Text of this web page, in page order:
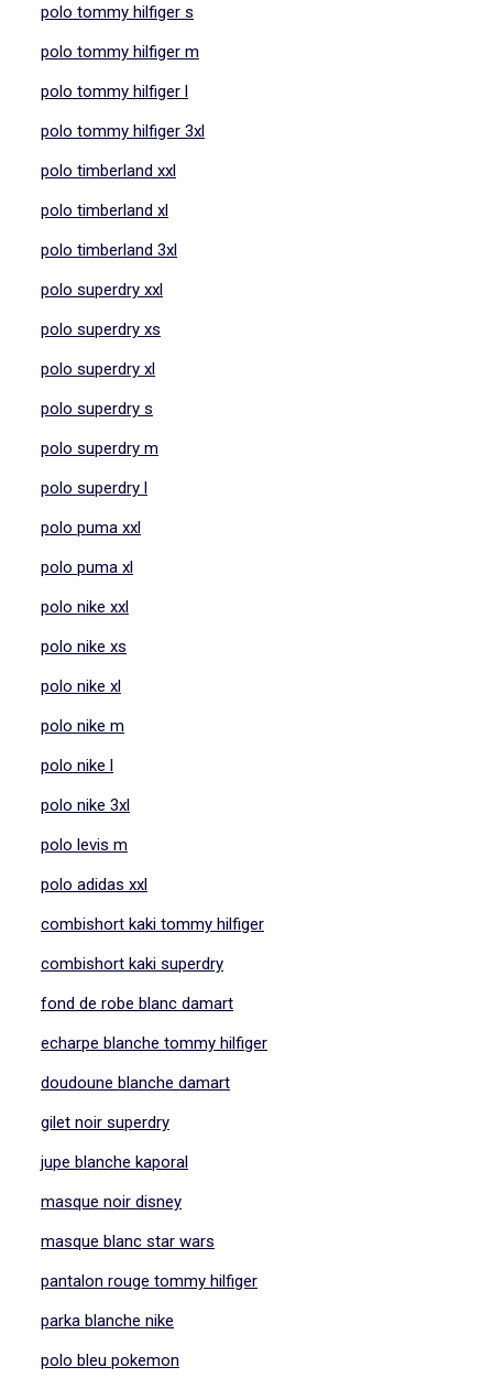
polo tommy hilfiger s
polo tommy hilfiger m
polo tommy hilfiger l
polo tommy hilfiger 3xl
polo timberland xxl
polo timberland xl
polo timberland 3xl
polo superdry xxl
polo superdry xs
polo superdry xl
polo superdry s
polo superdry m
polo superdry l
polo puma xxl
polo puma xl
polo nike xxl
polo nike xs
polo nike xl
polo nike m
polo nike l
polo nike 3xl
polo levis m
polo adidas xxl
combishort kaki tommy hilfiger
combishort kaki superdry
fond de robe blanc damart
echarpe blanche tommy hilfiger
doudoune blanche damart
gilet noir superdry
jupe blanche kaporal
masque noir disney
masque blanc star wars
pantalon rouge tommy hilfiger
parka blanche nike
polo bleu pokemon